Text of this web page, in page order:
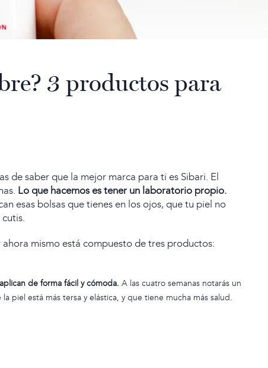
3 productos para
de saber que la mejor marca para ti es Sibari. El
Lo que hacemos es tener un laboratorio propio.
esas bolsas que tienes en los ojos, que tu piel no
mismo está compuesto de tres productos:
de forma fácil y cómoda.A las cuatro semanas notarás un
piel está más tersa y elástica, y que tiene mucha más salud.